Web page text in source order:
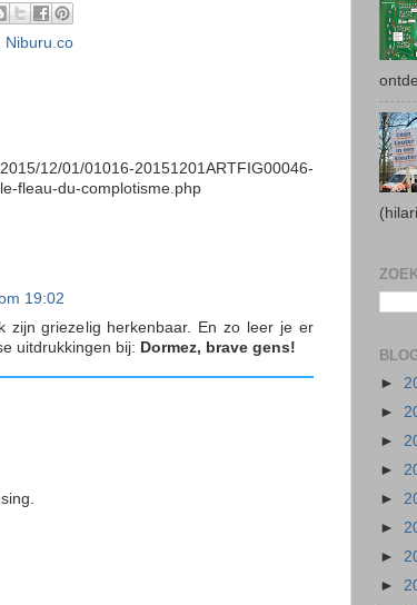
Niburu.co
12/01/01016-20151201ARTFIG00046-
fleau-du-complotisme.php
19:02
zijn griezelig herkenbaar. En zo leer je er
uitdrukkingen bij: Dormez, brave gens!
►
►
►
►
►
►
►
►